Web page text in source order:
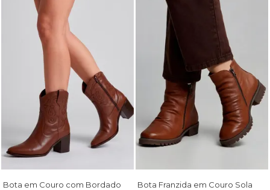
Bota em Couro com Bordado
Bota Franzida em Couro Sola